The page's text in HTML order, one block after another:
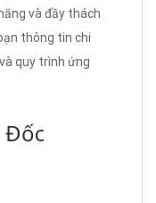
và đầy thách
thông tin chi
quy trình ứng
Đốc